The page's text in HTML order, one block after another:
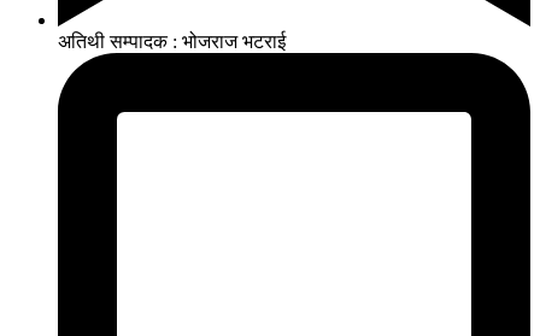
अतिथी सम्पादक : भोजराज भटराई